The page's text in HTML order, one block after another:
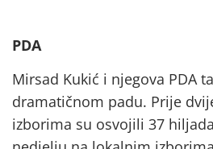
PDA
Mirsad Kukić i njegova PDA
dramatičnom padu. Prije
izborima su osvojili 37